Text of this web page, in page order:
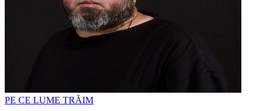
PE CE LUME TRĂIM